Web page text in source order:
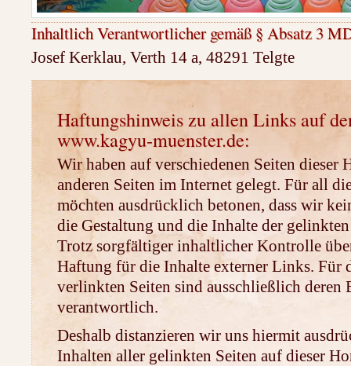
Inhaltlich Verantwortlicher gemäß § Absatz 3
Josef Kerklau, Verth 14 a, 48291 Telgte
Haftungshinweis zu allen Links auf
www.kagyu-muenster.de:
Wir haben auf verschiedenen Seiten dieser
anderen Seiten im Internet gelegt. Für all
möchten ausdrücklich betonen, dass wir
die Gestaltung und die Inhalte der
Trotz sorgfältiger inhaltlicher Kontrolle
Haftung für die Inhalte externer Links. Für
verlinkten Seiten sind ausschließlich deren
verantwortlich.
Deshalb distanzieren wir uns hiermit
Inhalten aller gelinkten Seiten auf dieser